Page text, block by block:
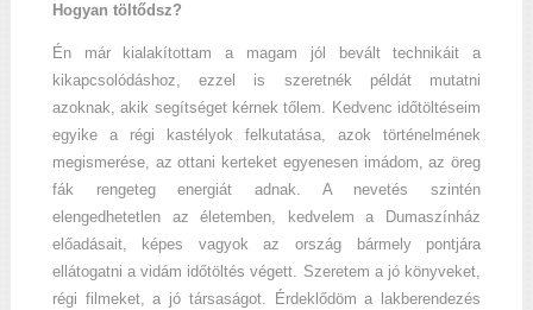
Hogyan töltődsz?
Én már kialakítottam a magam jól bevált technikáit a
kikapcsolódáshoz, ezzel is szeretnék példát mutatni
azoknak, akik segítséget kérnek tőlem. Kedvenc időtöltéseim
egyike a régi kastélyok felkutatása, azok történelmének
megismerése, az ottani kerteket egyenesen imádom, az öreg
fák rengeteg energiát adnak. A nevetés szintén
elengedhetetlen az életemben, kedvelem a Dumaszínház
előadásait, képes vagyok az ország bármely pontjára
ellátogatni a vidám időtöltés végett. Szeretem a jó könyveket,
régi filmeket, a jó társaságot. Érdeklődöm a lakberendezés